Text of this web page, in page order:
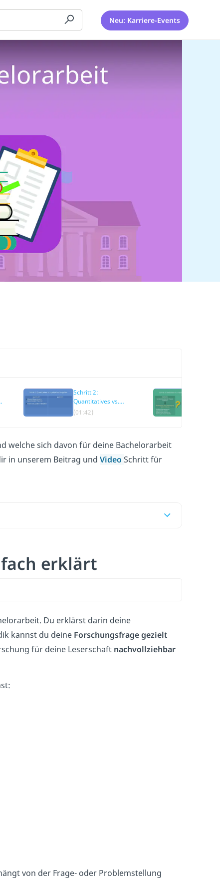
Neu: Karriere-Events
Schritt 2:
Quantitatives vs.
qualitatives
(01:42)
welche sich davon für deine Bachelorarbeit
in unserem Beitrag und Video Schritt für
erklärt
Du erklärst darin deine
kannst du deine Forschungsfrage gezielt
für deine Leserschaft nachvollziehbar
von der Frage- oder Problemstellung